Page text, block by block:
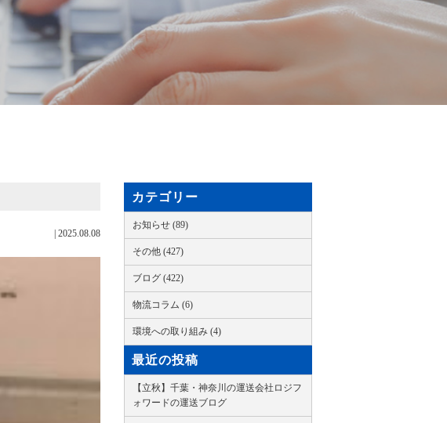
2025.08.08
カテゴリー
お知らせ (89)
その他 (427)
ブログ (422)
物流コラム (6)
環境への取り組み (4)
最近の投稿
【立秋】千葉・神奈川の運送会社ロジフ
ォワードの運送ブログ